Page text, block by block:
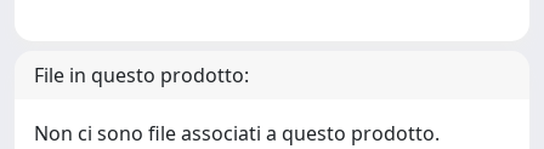
File in questo prodotto:
Non ci sono file associati a questo prodotto.